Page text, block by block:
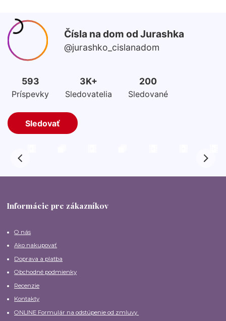
Informácie pre zákazníkov
O nás
Ako nakupovať
Doprava a platba
Obchodné podmienky
Recenzie
Kontakty
ONLINE Formulár na odstúpenie od zmluvy